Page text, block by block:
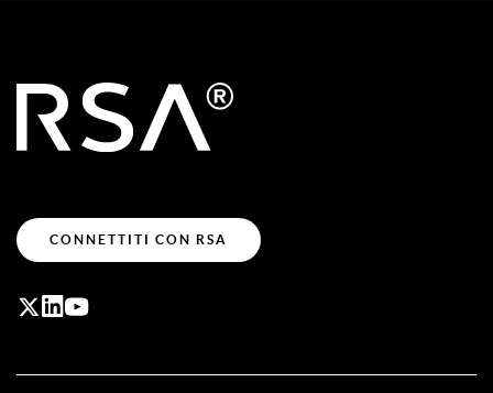
CONNETTITI CON RSA